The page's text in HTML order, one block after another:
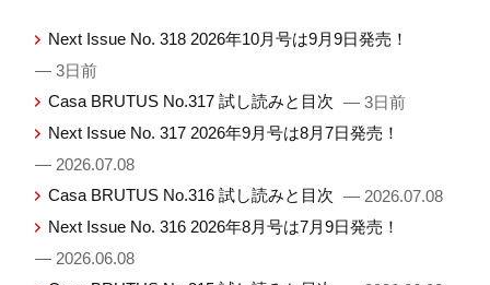
Next Issue No. 318 2026年10月号は9月9日発売！
— 3日前
Casa BRUTUS No.317 試し読みと目次 — 3日前
Next Issue No. 317 2026年9月号は8月7日発売！
— 2026.07.08
Casa BRUTUS No.316 試し読みと目次 — 2026.07.08
Next Issue No. 316 2026年8月号は7月9日発売！
— 2026.06.08